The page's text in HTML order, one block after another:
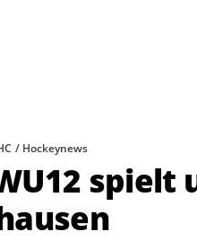
Hockeynews
spielt